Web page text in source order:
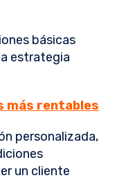
básicas
estrategia
más rentables
personalizada,
un cliente